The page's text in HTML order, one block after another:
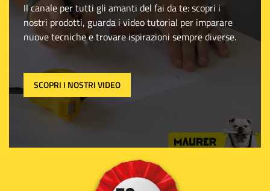
Il canale per tutti gli amanti del fai da te: scopri i
nostri prodotti, guarda i video tutorial per imparare
nuove tecniche e trovare ispirazioni sempre diverse.
SCOPRI I NOSTRI VIDEO